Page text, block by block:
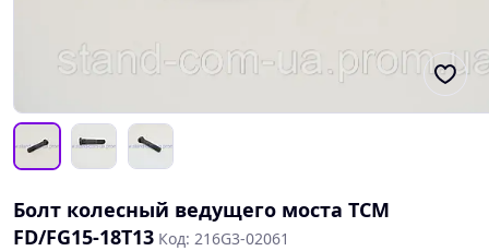
Болт колесный ведущего моста TCM
FD/FG15-18T13 Код: 216G3-02061